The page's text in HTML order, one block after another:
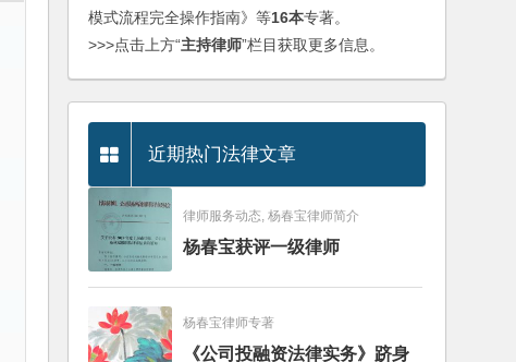
模式流程完全操作指南》等16本专著。
>>>点击上方“主持律师”栏目获取更多信息。
近期热门法律文章
律师服务动态, 杨春宝律师简介
杨春宝获评一级律师
杨春宝律师专著
《公司投融资法律实务》跻身